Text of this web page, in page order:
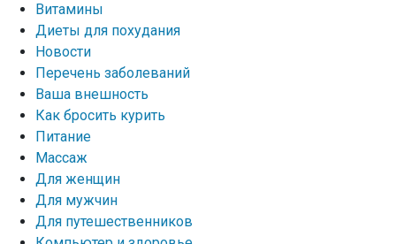
Витамины
Диеты для похудания
Новости
Перечень заболеваний
Ваша внешность
Как бросить курить
Питание
Массаж
Для женщин
Для мужчин
Для путешественников